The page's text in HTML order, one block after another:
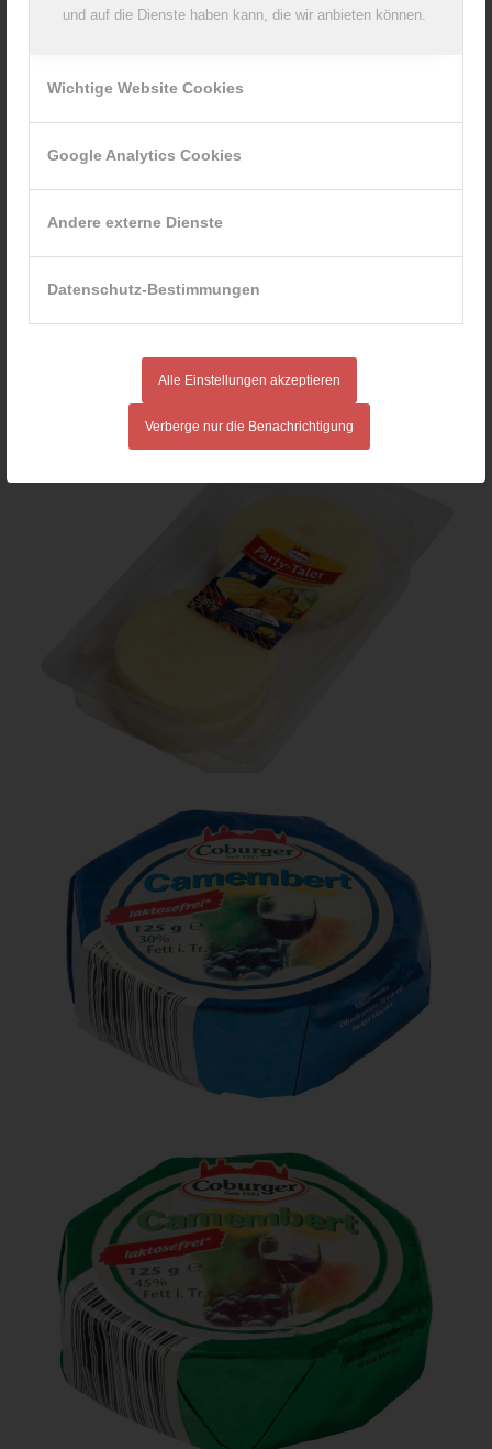
und auf die Dienste haben kann, die wir anbieten können.
Wichtige Website Cookies
Google Analytics Cookies
Andere externe Dienste
Datenschutz-Bestimmungen
Alle Einstellungen akzeptieren
Verberge nur die Benachrichtigung